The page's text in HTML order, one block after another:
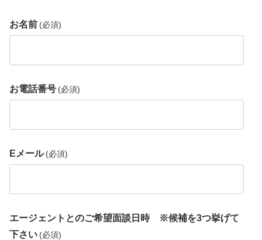
お名前 (必須)
お電話番号 (必須)
Eメール (必須)
エージェントとのご希望面談日時 ※候補を3つ挙げて
下さい (必須)